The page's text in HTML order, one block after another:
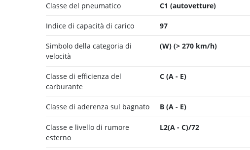
Classe del pneumatico C1 (autovetture)
Indice di capacità di carico 97
Simbolo della categoria di
velocità
(W) (> 270 km/h)
Classe di efficienza del
carburante
C (A - E)
Classe di aderenza sul bagnato B (A - E)
Classe e livello di rumore
esterno
L2(A - C)/72